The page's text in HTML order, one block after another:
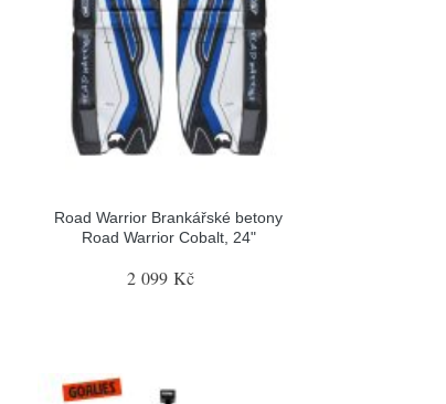
Road Warrior Brankářské betony
Road Warrior Cobalt, 24"
2 099 Kč